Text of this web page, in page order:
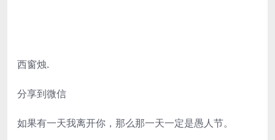
西窗烛.
分享到微信
如果有一天我离开你，那么那一天一定是愚人节。